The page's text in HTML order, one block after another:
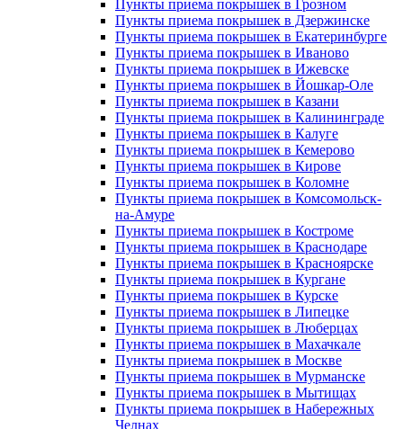
Пункты приема покрышек в Грозном
Пункты приема покрышек в Дзержинске
Пункты приема покрышек в Екатеринбурге
Пункты приема покрышек в Иваново
Пункты приема покрышек в Ижевске
Пункты приема покрышек в Йошкар-Оле
Пункты приема покрышек в Казани
Пункты приема покрышек в Калининграде
Пункты приема покрышек в Калуге
Пункты приема покрышек в Кемерово
Пункты приема покрышек в Кирове
Пункты приема покрышек в Коломне
Пункты приема покрышек в Комсомольск-
на-Амуре
Пункты приема покрышек в Костроме
Пункты приема покрышек в Краснодаре
Пункты приема покрышек в Красноярске
Пункты приема покрышек в Кургане
Пункты приема покрышек в Курске
Пункты приема покрышек в Липецке
Пункты приема покрышек в Люберцах
Пункты приема покрышек в Махачкале
Пункты приема покрышек в Москве
Пункты приема покрышек в Мурманске
Пункты приема покрышек в Мытищах
Пункты приема покрышек в Набережных
Челнах